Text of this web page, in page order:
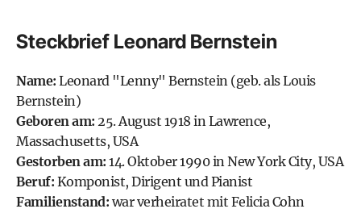
Steckbrief Leonard Bernstein
Name: Leonard "Lenny" Bernstein (geb. als Louis
Bernstein)
Geboren am: 25. August 1918 in Lawrence,
Massachusetts, USA
Gestorben am: 14. Oktober 1990 in New York City, USA
Beruf: Komponist, Dirigent und Pianist
Familienstand: war verheiratet mit Felicia Cohn